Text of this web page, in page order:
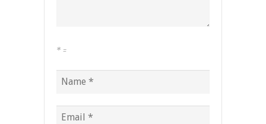
* =